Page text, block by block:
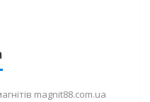
magnit88.com.ua